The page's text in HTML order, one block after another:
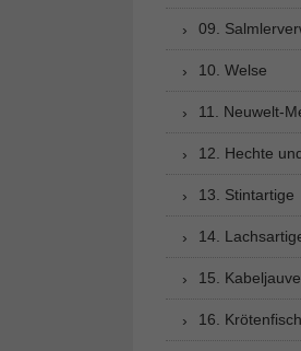
09.
10. Welse
11. Neuwelt-
12. Hechte
13. Stintartige
14.
15.
16.